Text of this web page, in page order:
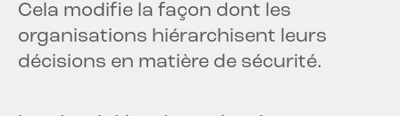
Cela modifie la façon dont les
organisations hiérarchisent leurs
décisions en matière de sécurité.